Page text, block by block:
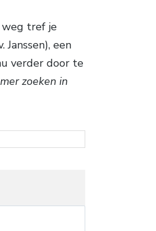
weg tref je
een
verder door te
zoeken in